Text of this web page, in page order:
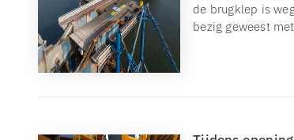
de brugklep is
bezig geweest